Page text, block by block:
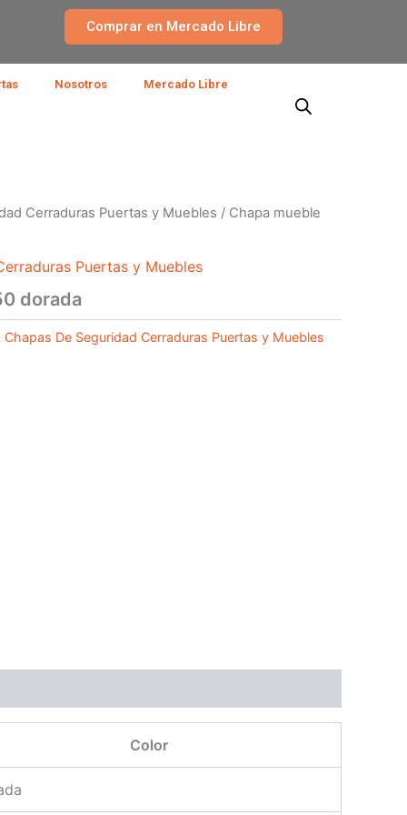
Comprar en Mercado Libre
Nosotros Mercado Libre
Cerraduras Puertas y Muebles / Chapa mueble
Puertas y Muebles
dorada
Chapas De Seguridad Cerraduras Puertas y Muebles
Color